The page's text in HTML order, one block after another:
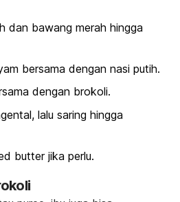
dan bawang merah hingga
bersama dengan nasi putih.
dengan brokoli.
lalu saring hingga
butterjika perlu.